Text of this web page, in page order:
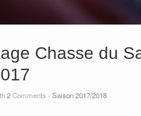
Chasse du
2Comments - Saison 2017/2018